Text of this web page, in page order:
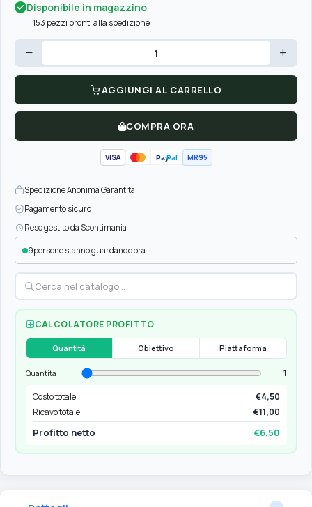
Disponibile in magazzino
153 pezzi pronti alla spedizione
− +
AGGIUNGI AL CARRELLO
COMPRA ORA
VISA PayPal MR95
Spedizione Anonima Garantita
Pagamento sicuro
Reso gestito da Scontimania
9persone stanno guardando ora
CALCOLATORE PROFITTO
Quantità Obiettivo Piattaforma
Quantità
1
Costo totale
€4,50
Ricavo totale
€11,00
Profitto netto €6,50